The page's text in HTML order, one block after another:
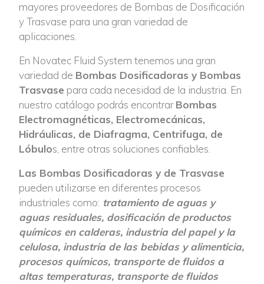
mayores proveedores de Bombas de Dosificación
y Trasvase para una gran variedad de
aplicaciones.
En Novatec Fluid System tenemos una gran
variedad de Bombas Dosificadoras y Bombas
Trasvase para cada necesidad de la industria. En
nuestro catálogo podrás encontrarBombas
Electromagnéticas, Electromecánicas,
Hidráulicas, de Diafragma, Centrifuga, de
Lóbulos, entre otras soluciones confiables.
Las Bombas Dosificadoras y de Trasvase
pueden utilizarse en diferentes procesos
industriales como: tratamiento de aguas y
aguas residuales, dosificación de productos
químicos en calderas, industria del papel y la
celulosa, industria de las bebidas y alimenticia,
procesos químicos, transporte de fluidos a
altas temperaturas, transporte de fluidos